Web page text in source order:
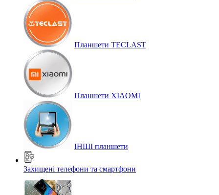
Планшети TECLAST
Планшети XIAOMI
ІНШІ планшети
Захищені телефони та смартфони